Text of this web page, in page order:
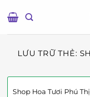
qua
LƯU TRỮ THẺ:
Shop Hoa Tươi Phú